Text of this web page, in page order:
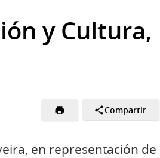
y Cultura,
Compartir
en representación de